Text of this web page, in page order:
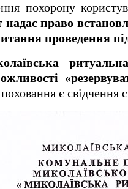
похорону
право
проведення
є свідчення